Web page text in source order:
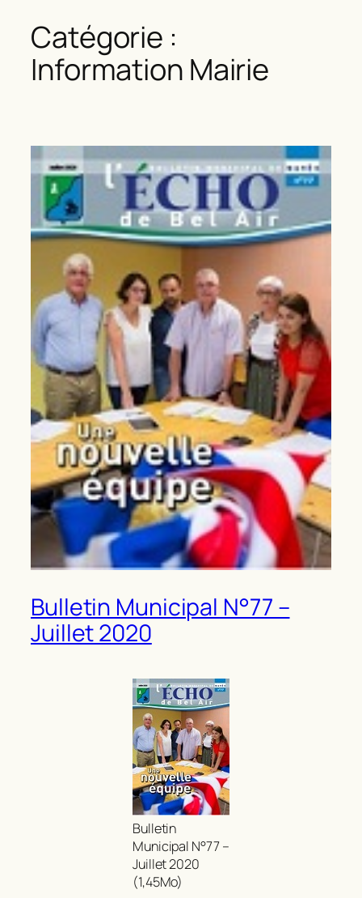
Catégorie :
Information Mairie
Bulletin Municipal N°77 –
Juillet 2020
Bulletin
Municipal N°77 –
Juillet 2020
(1,45Mo)